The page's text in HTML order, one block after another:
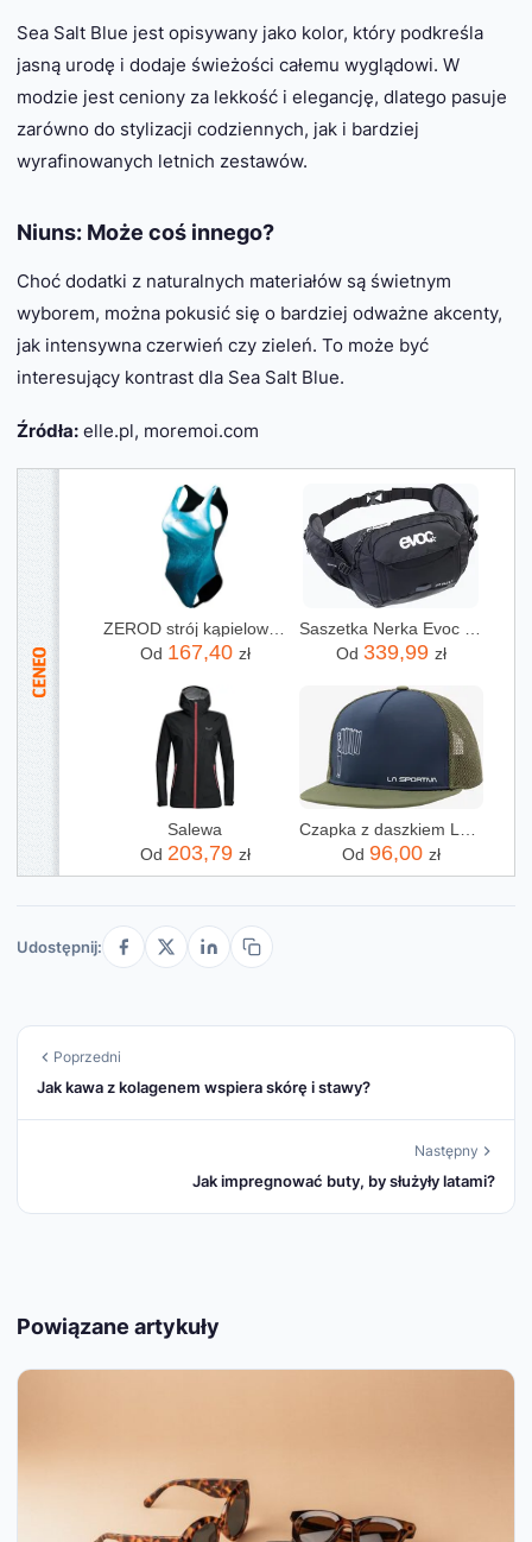
Sea Salt Blue jest opisywany jako kolor, który podkreśla
jasną urodę i dodaje świeżości całemu wyglądowi. W
modzie jest ceniony za lekkość i elegancję, dlatego pasuje
zarówno do stylizacji codziennych, jak i bardziej
wyrafinowanych letnich zestawów.
Niuns: Może coś innego?
Choć dodatki z naturalnych materiałów są świetnym
wyborem, można pokusić się o bardziej odważne akcenty,
jak intensywna czerwień czy zieleń. To może być
interesujący kontrast dla Sea Salt Blue.
Źródła: elle.pl, moremoi.com
ZEROD strój kąpielowy damski jednoczęściowy ONE PIECE SCULPT ocean
Od 167,40 zł
Od 339,99 zł
Salewa
Od 203,79 zł
Od 96,00 zł
Udostępnij:
Poprzedni
Jak kawa z kolagenem wspiera skórę i stawy?
Następny
Jak impregnować buty, by służyły latami?
Powiązane artykuły